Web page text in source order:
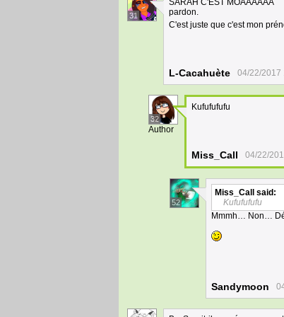
31
SARAH C'EST MOAAAAAA
pardon.
C'est juste que c'est mon
L-Cacahuète 04/22/2017
32
Author
Kufufufufu
Miss_Call 04/22/
52
Miss_Call
said:
Kufufufufu
Mmmh… Non…
Sandymoon